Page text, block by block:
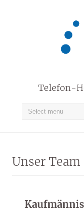
Telefon-
Unser Team